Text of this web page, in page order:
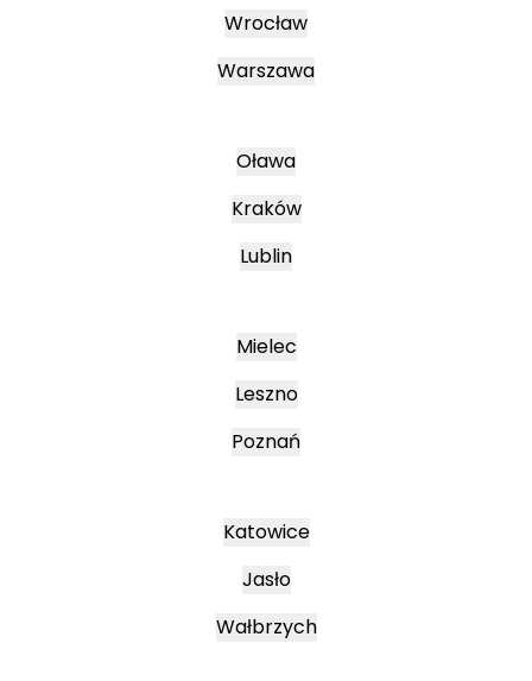
Wrocław
Warszawa
Oława
Kraków
Lublin
Mielec
Leszno
Poznań
Katowice
Jasło
Wałbrzych